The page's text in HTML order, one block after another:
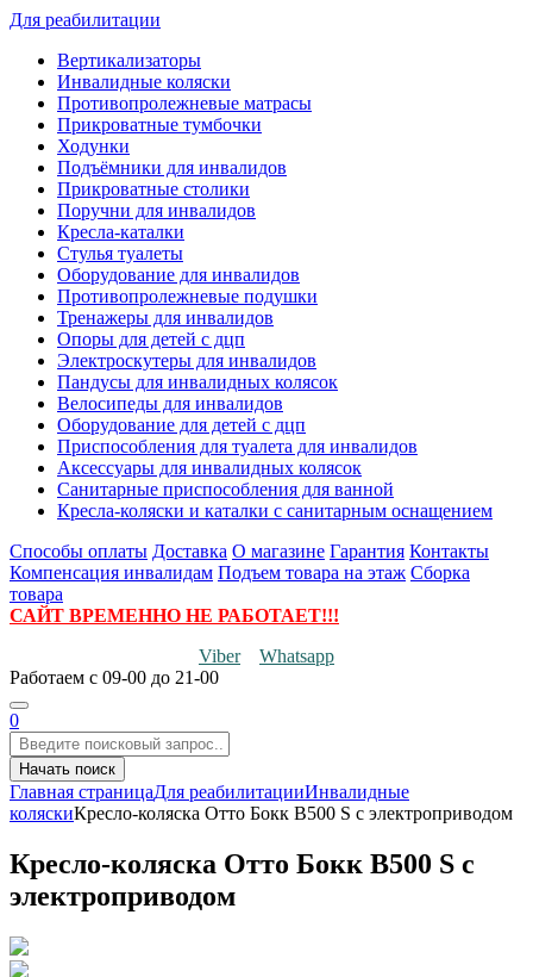
Для реабилитации
Вертикализаторы
Инвалидные коляски
Противопролежневые матрасы
Прикроватные тумбочки
Ходунки
Подъёмники для инвалидов
Прикроватные столики
Поручни для инвалидов
Кресла-каталки
Стулья туалеты
Оборудование для инвалидов
Противопролежневые подушки
Тренажеры для инвалидов
Опоры для детей с дцп
Электроскутеры для инвалидов
Пандусы для инвалидных колясок
Велосипеды для инвалидов
Оборудование для детей с дцп
Приспособления для туалета для инвалидов
Аксессуары для инвалидных колясок
Санитарные приспособления для ванной
Кресла-коляски и каталки с санитарным оснащением
Способы оплаты Доставка О магазине Гарантия Контакты
Компенсация инвалидам Подъем товара на этаж Сборка
товара
САЙТ ВРЕМЕННО НЕ РАБОТАЕТ!!!
Viber
Whatsapp
Работаем с 09-00 до 21-00
0
Начать поиск
Главная страницаДля реабилитацииИнвалидные
коляскиКресло-коляска Отто Бокк B500 S с электроприводом
Кресло-коляска Отто Бокк B500 S с
электроприводом